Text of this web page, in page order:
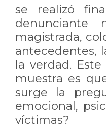
se realizó
denunciante
magistrada,
antecedentes,
la verdad.
muestra es
surge la
emocional,
víctimas?